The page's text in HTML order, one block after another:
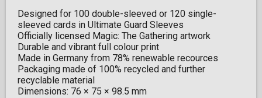
Designed for 100 double-sleeved or 120 single-
sleeved cards in Ultimate Guard Sleeves
Officially licensed Magic: The Gathering artwork
Durable and vibrant full colour print
Made in Germany from 78% renewable recources
Packaging made of 100% recycled and further
recyclable material
Dimensions: 76 × 75 × 98.5 mm